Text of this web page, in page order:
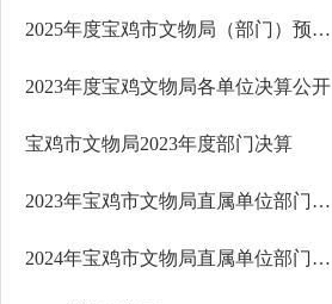
2025年度宝鸡市文物局（部门）预算公开
2023年度宝鸡文物局各单位决算公开
宝鸡市文物局2023年度部门决算
2023年宝鸡市文物局直属单位部门预算公开
2024年宝鸡市文物局直属单位部门预算公开